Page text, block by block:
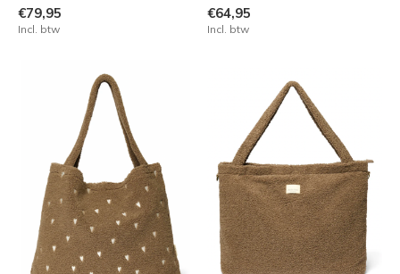
€79,95
Incl. btw
€64,95
Incl. btw